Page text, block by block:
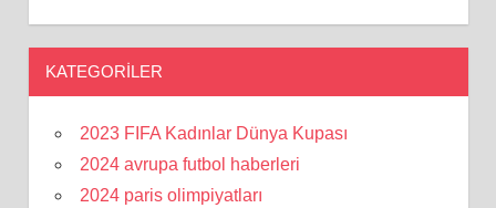
KATEGORILER
2023 FIFA Kadınlar Dünya Kupası
2024 avrupa futbol haberleri
2024 paris olimpiyatları